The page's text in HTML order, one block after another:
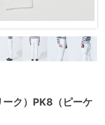
ク）PK8（ピーケ